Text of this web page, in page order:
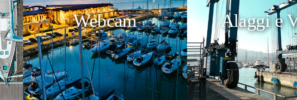
Webcam Alaggi e